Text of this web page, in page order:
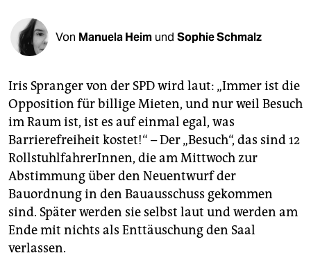
fragen & hilfe
unterstützen
genossenschaft
epaper login
Von Manuela Heim und Sophie Schmalz
Iris Spranger von der SPD wird laut: „Immer ist die
Opposition für billige Mieten, und nur weil Besuch
im Raum ist, ist es auf einmal egal, was
Barrierefreiheit kostet!“ – Der „Besuch“, das sind 12
RollstuhlfahrerInnen, die am Mittwoch zur
Abstimmung über den Neuentwurf der
Bauordnung in den Bauausschuss gekommen
sind. Später werden sie selbst laut und werden am
Ende mit nichts als Enttäuschung den Saal
verlassen.